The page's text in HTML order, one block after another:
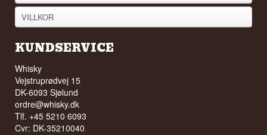
VILLKOR
KUNDSERVICE
Whisky
Vejstruprødvej 15
DK-6093 Sjølund
ordre@whisky.dk
Tlf. +45 5210 6093
Cvr: DK-35210040